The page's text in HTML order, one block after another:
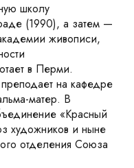
школу
(1990), а затем —
живописи,
в Перми.
на кафедре
матер. В
«Красный
художников и ныне
отделения Союза